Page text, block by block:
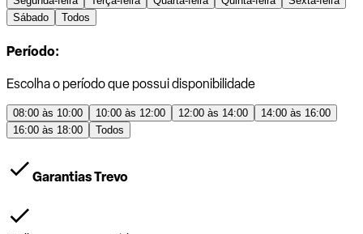
Sábado
Todos
Período:
Escolha o período que possui disponibilidade
08:00 às 10:00 10:00 às 12:00 12:00 às 14:00
14:00 às 16:00
16:00 às 18:00
Todos
Garantias Trevo